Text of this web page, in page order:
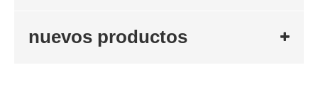
nuevos productos